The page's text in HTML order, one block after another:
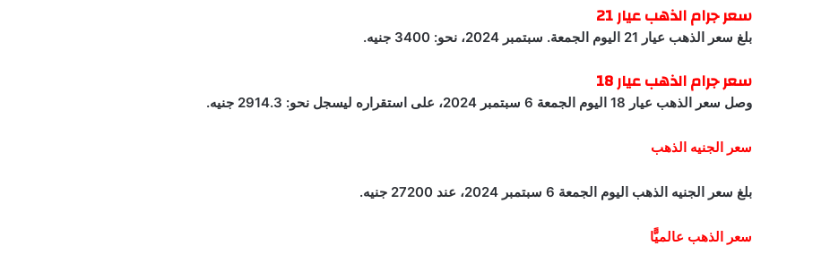
سعر جرام الذهب عيار 21
بلغ سعر الذهب عيار 21 اليوم الجمعة. سبتمبر 2024، نحو: 3400 جنيه.
سعر جرام الذهب عيار 18
وصل سعر الذهب عيار 18 اليوم الجمعة 6 سبتمبر 2024، على استقراره ليسجل نحو: 2914.3 جنيه.
سعر الجنيه الذهب
بلغ سعر الجنيه الذهب اليوم الجمعة 6 سبتمبر 2024، عند 27200 جنيه.
سعر الذهب عالميًّا